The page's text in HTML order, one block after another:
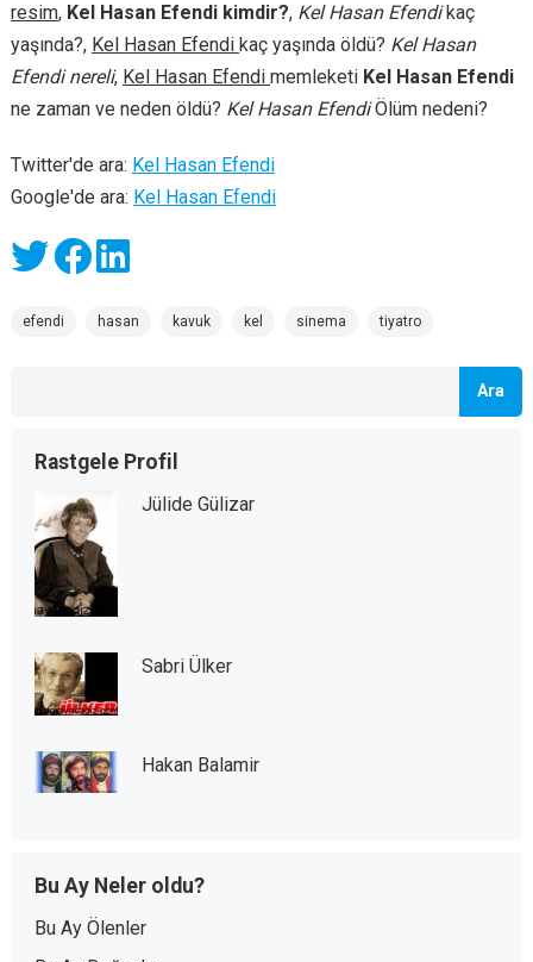
resim, Kel Hasan Efendi kimdir?, Kel Hasan Efendikaç
yaşında?, Kel Hasan Efendi kaç yaşında öldü? Kel Hasan
Efendi nereli, Kel Hasan Efendi memleketi Kel Hasan Efendi
ne zaman ve neden öldü? Kel Hasan EfendiÖlüm nedeni?
Twitter'de ara: Kel Hasan Efendi
Google'de ara: Kel Hasan Efendi
efendi hasan kavuk kel sinema tiyatro
Ara
Rastgele Profil
Jülide Gülizar
Sabri Ülker
Hakan Balamir
Bu Ay Neler oldu?
Bu Ay Ölenler